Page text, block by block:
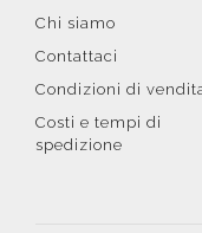
Chi siamo
Contattaci
Condizioni di
Costi e tempi di
spedizione